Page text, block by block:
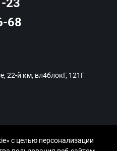
23
68
22-й км, вл4блокГ, 121Г
с целью персонализации